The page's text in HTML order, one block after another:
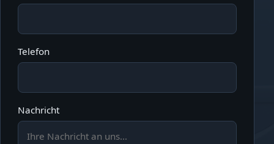
Telefon
Nachricht